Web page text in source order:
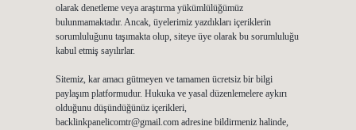
olarak denetleme veya araştırma yükümlülüğümüz
bulunmamaktadır. Ancak, üyelerimiz yazdıkları içeriklerin
sorumluluğunu taşımakta olup, siteye üye olarak bu sorumluluğu
kabul etmiş sayılırlar.
Sitemiz, kar amacı gütmeyen ve tamamen ücretsiz bir bilgi
paylaşım platformudur. Hukuka ve yasal düzenlemelere aykırı
olduğunu düşündüğünüz içerikleri,
backlinkpanelicomtr@gmail.comadresine bildirmeniz halinde,